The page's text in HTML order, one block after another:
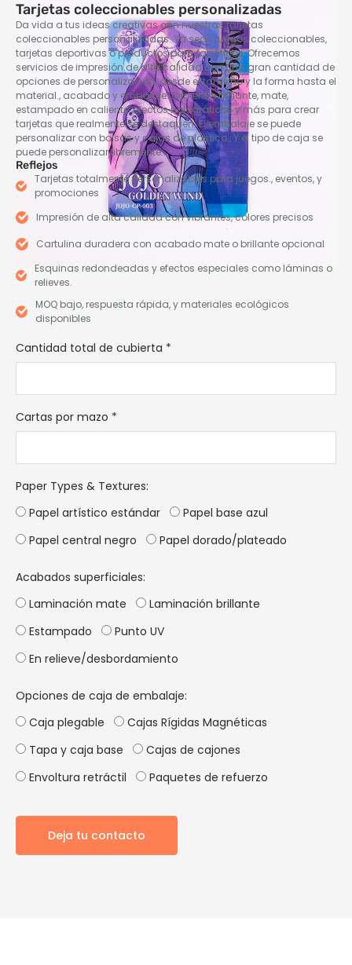
Tarjetas coleccionables personalizadas
Da vida a tus ideas creativas con nuestras tarjetas
coleccionables personalizadas. Ya sean juegos coleccionables,
tarjetas deportivas o productos para fanáticos, Ofrecemos
servicios de impresión de alta calidad con una gran cantidad de
opciones de personalización, desde el tamaño y la forma hasta el
material., acabado y embalaje. Elija entre brillante, mate,
estampado en caliente, efectos holográficos y más para crear
tarjetas que realmente se destaquen. El embalaje se puede
personalizar con bolsas y cajas de plástico., Y el tipo de caja se
puede personalizar libremente..
Reflejos
Tarjetas totalmente personalizables para juegos., eventos, y
promociones
Impresión de alta calidad con vibrantes, colores precisos
Cartulina duradera con acabado mate o brillante opcional
Esquinas redondeadas y efectos especiales como láminas o
relieves.
MOQ bajo, respuesta rápida, y materiales ecológicos
disponibles
Cantidad total de cubierta *
Cartas por mazo *
Paper Types & Textures:
Papel artístico estándar
Papel base azul
Papel central negro
Papel dorado/plateado
Acabados superficiales:
Laminación mate
Laminación brillante
Estampado
Punto UV
En relieve/desbordamiento
Opciones de caja de embalaje:
Caja plegable
Cajas Rígidas Magnéticas
Tapa y caja base
Cajas de cajones
Envoltura retráctil
Paquetes de refuerzo
Deja tu contacto